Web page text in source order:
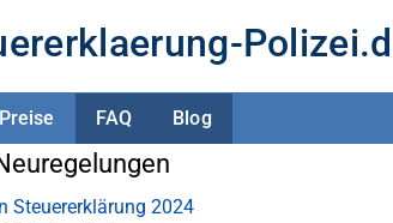
Preise FAQ Blog
Steuererklärung 2024